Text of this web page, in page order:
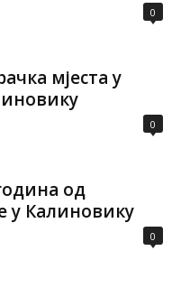
0
мјеста у
0
од
у Калиновику
0